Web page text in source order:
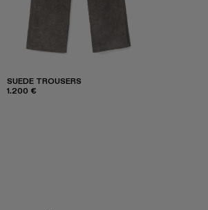
SUEDE TROUSERS
1.200 €